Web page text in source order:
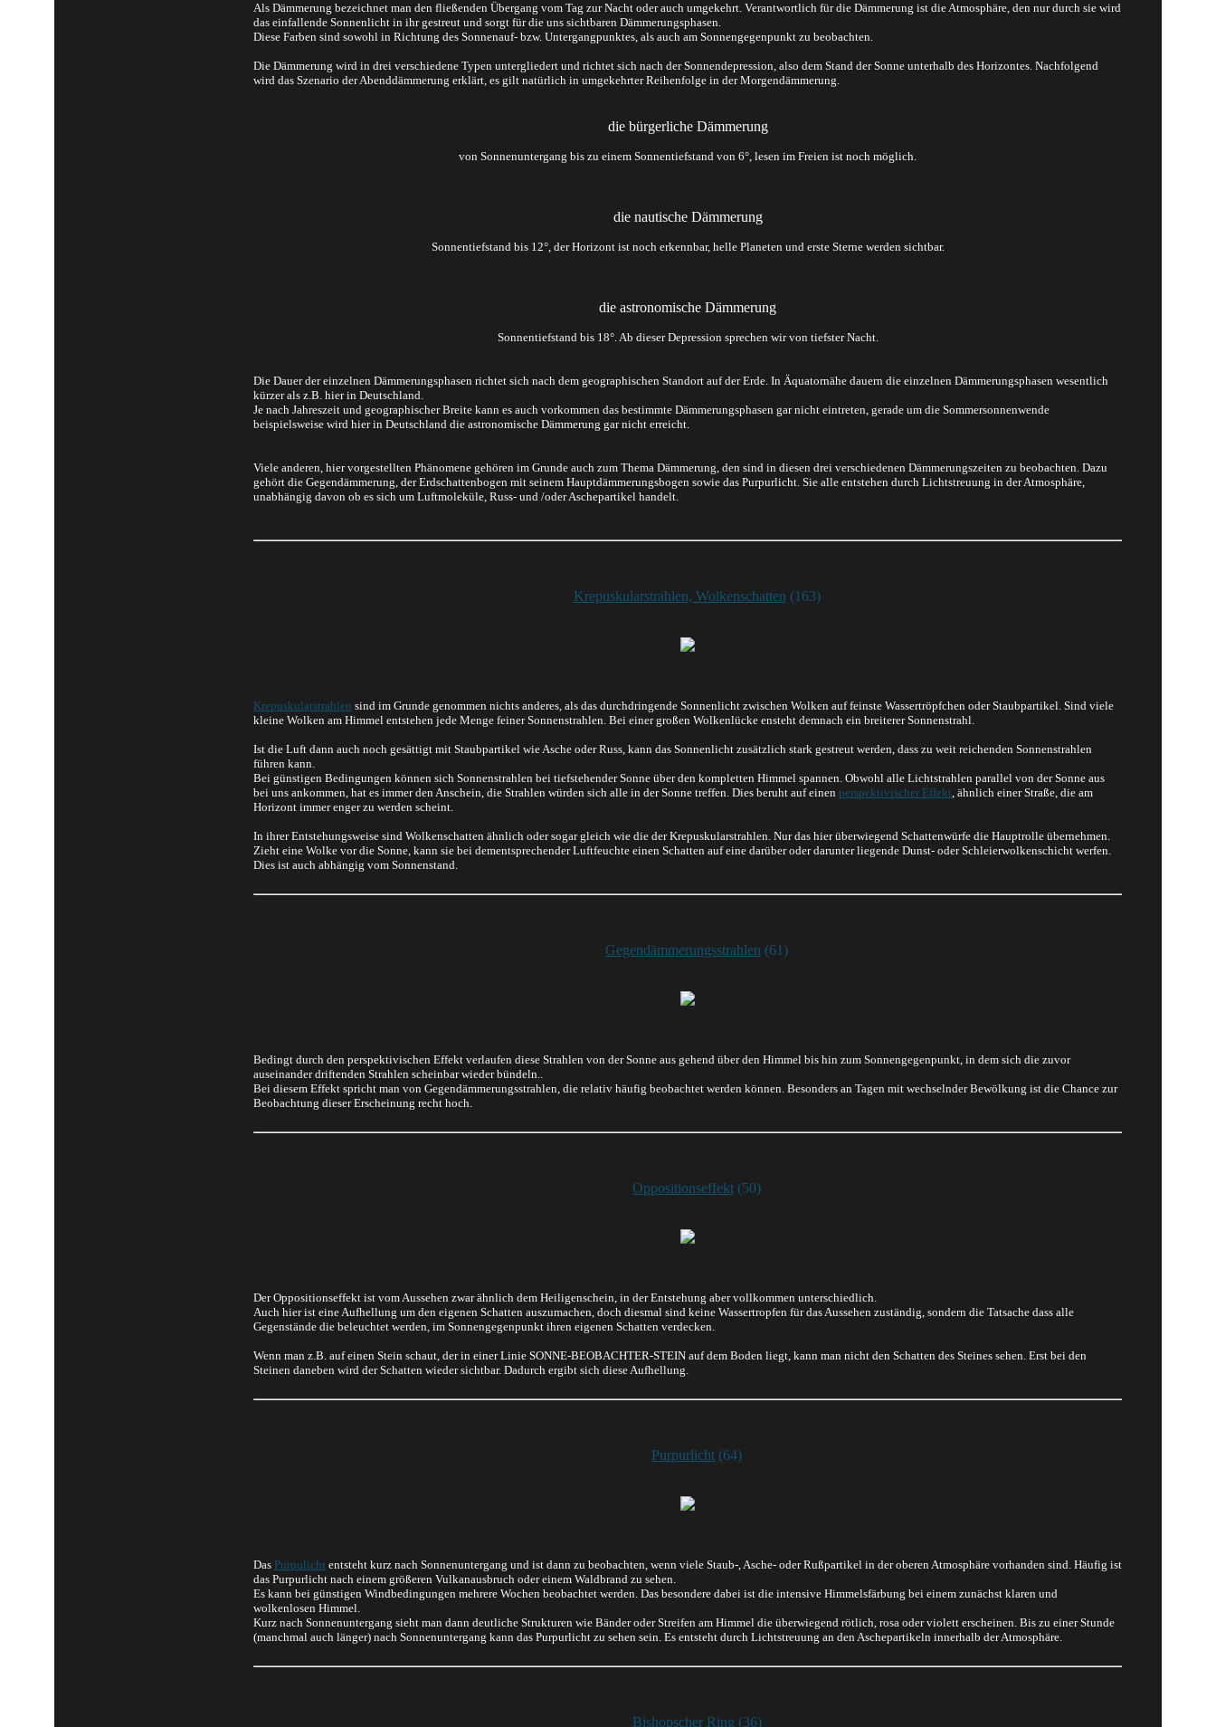
Als Dämmerung bezeichnet man den fließenden Übergang vom Tag zur Nacht oder auch umgekehrt. Verantwortlich für die Dämmerung ist die Atmosphäre, den nur durch sie wird
das einfallende Sonnenlicht in ihr gestreut und sorgt für die uns sichtbaren Dämmerungsphasen.
Diese Farben sind sowohl in Richtung des Sonnenauf- bzw. Untergangpunktes, als auch am Sonnengegenpunkt zu beobachten.
Die Dämmerung wird in drei verschiedene Typen untergliedert und richtet sich nach der Sonnendepression, also dem Stand der Sonne unterhalb des Horizontes. Nachfolgend
wird das Szenario der Abenddämmerung erklärt, es gilt natürlich in umgekehrter Reihenfolge in der Morgendämmerung.
die bürgerliche Dämmerung
von Sonnenuntergang bis zu einem Sonnentiefstand von 6°, lesen im Freien ist noch möglich.
die nautische Dämmerung
Sonnentiefstand bis 12°, der Horizont ist noch erkennbar, helle Planeten und erste Sterne werden sichtbar.
die astronomische Dämmerung
Sonnentiefstand bis 18°. Ab dieser Depression sprechen wir von tiefster Nacht.
Die Dauer der einzelnen Dämmerungsphasen richtet sich nach dem geographischen Standort auf der Erde. In Äquatornähe dauern die einzelnen Dämmerungsphasen wesentlich
kürzer als z.B. hier in Deutschland.
Je nach Jahreszeit und geographischer Breite kann es auch vorkommen das bestimmte Dämmerungsphasen gar nicht eintreten, gerade um die Sommersonnenwende
beispielsweise wird hier in Deutschland die astronomische Dämmerung gar nicht erreicht.
Viele anderen, hier vorgestellten Phänomene gehören im Grunde auch zum Thema Dämmerung, den sind in diesen drei verschiedenen Dämmerungszeiten zu beobachten. Dazu
gehört die Gegendämmerung, der Erdschattenbogen mit seinem Hauptdämmerungsbogen sowie das Purpurlicht. Sie alle entstehen durch Lichtstreuung in der Atmosphäre,
unabhängig davon ob es sich um Luftmoleküle, Russ- und /oder Aschepartikel handelt.
Krepuskularstrahlen, Wolkenschatten (163)
Krepuskularstrahlen sind im Grunde genommen nichts anderes, als das durchdringende Sonnenlicht zwischen Wolken auf feinste Wassertröpfchen oder Staubpartikel. Sind viele
kleine Wolken am Himmel entstehen jede Menge feiner Sonnenstrahlen. Bei einer großen Wolkenlücke ensteht demnach ein breiterer Sonnenstrahl.
Ist die Luft dann auch noch gesättigt mit Staubpartikel wie Asche oder Russ, kann das Sonnenlicht zusätzlich stark gestreut werden, dass zu weit reichenden Sonnenstrahlen
führen kann.
Bei günstigen Bedingungen können sich Sonnenstrahlen bei tiefstehender Sonne über den kompletten Himmel spannen. Obwohl alle Lichtstrahlen parallel von der Sonne aus
bei uns ankommen, hat es immer den Anschein, die Strahlen würden sich alle in der Sonne treffen. Dies beruht auf einen perspektivischer Effekt, ähnlich einer Straße, die am
Horizont immer enger zu werden scheint.
In ihrer Entstehungsweise sind Wolkenschatten ähnlich oder sogar gleich wie die der Krepuskularstrahlen. Nur das hier überwiegend Schattenwürfe die Hauptrolle übernehmen.
Zieht eine Wolke vor die Sonne, kann sie bei dementsprechender Luftfeuchte einen Schatten auf eine darüber oder darunter liegende Dunst- oder Schleierwolkenschicht werfen.
Dies ist auch abhängig vom Sonnenstand.
Gegendämmerungsstrahlen (61)
Bedingt durch den perspektivischen Effekt verlaufen diese Strahlen von der Sonne aus gehend über den Himmel bis hin zum Sonnengegenpunkt, in dem sich die zuvor
auseinander driftenden Strahlen scheinbar wieder bündeln..
Bei diesem Effekt spricht man von Gegendämmerungsstrahlen, die relativ häufig beobachtet werden können. Besonders an Tagen mit wechselnder Bewölkung ist die Chance zur
Beobachtung dieser Erscheinung recht hoch.
Oppositionseffekt (50)
Der Oppositionseffekt ist vom Aussehen zwar ähnlich dem Heiligenschein, in der Entstehung aber vollkommen unterschiedlich.
Auch hier ist eine Aufhellung um den eigenen Schatten auszumachen, doch diesmal sind keine Wassertropfen für das Aussehen zuständig, sondern die Tatsache dass alle
Gegenstände die beleuchtet werden, im Sonnengegenpunkt ihren eigenen Schatten verdecken.
Wenn man z.B. auf einen Stein schaut, der in einer Linie SONNE-BEOBACHTER-STEIN auf dem Boden liegt, kann man nicht den Schatten des Steines sehen. Erst bei den
Steinen daneben wird der Schatten wieder sichtbar. Dadurch ergibt sich diese Aufhellung.
Purpurlicht (64)
Das Purpulicht entsteht kurz nach Sonnenuntergang und ist dann zu beobachten, wenn viele Staub-, Asche- oder Rußpartikel in der oberen Atmosphäre vorhanden sind. Häufig ist
das Purpurlicht nach einem größeren Vulkanausbruch oder einem Waldbrand zu sehen.
Es kann bei günstigen Windbedingungen mehrere Wochen beobachtet werden. Das besondere dabei ist die intensive Himmelsfärbung bei einem zunächst klaren und
wolkenlosen Himmel.
Kurz nach Sonnenuntergang sieht man dann deutliche Strukturen wie Bänder oder Streifen am Himmel die überwiegend rötlich, rosa oder violett erscheinen. Bis zu einer Stunde
(manchmal auch länger) nach Sonnenuntergang kann das Purpurlicht zu sehen sein. Es entsteht durch Lichtstreuung an den Aschepartikeln innerhalb der Atmosphäre.
Bishopscher Ring (36)